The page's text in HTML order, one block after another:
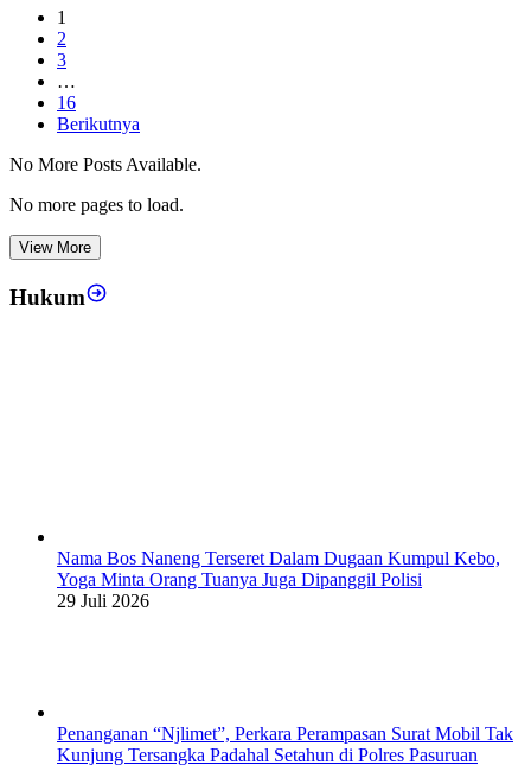
1
2
3
…
16
Berikutnya
No More Posts Available.
No more pages to load.
View More
Hukum
Nama Bos Naneng Terseret Dalam Dugaan Kumpul Kebo,
Yoga Minta Orang Tuanya Juga Dipanggil Polisi
29 Juli 2026
Penanganan “Njlimet”, Perkara Perampasan Surat Mobil Tak
Kunjung Tersangka Padahal Setahun di Polres Pasuruan